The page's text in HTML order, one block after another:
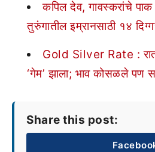
कपिल देव, गावस्करांचे
तुरुंगातील इम्रानसाठी १४
Gold Silver Rate :
‘गेम’ झाला; भाव कोसळले पण
Share this post: